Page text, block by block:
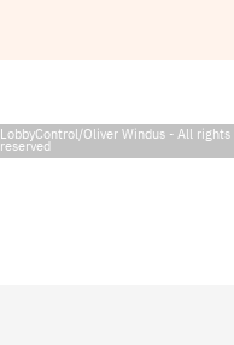
LobbyControl/Oliver Windus - All rights
reserved